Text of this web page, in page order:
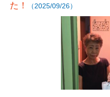
た！
（2025/09/26）